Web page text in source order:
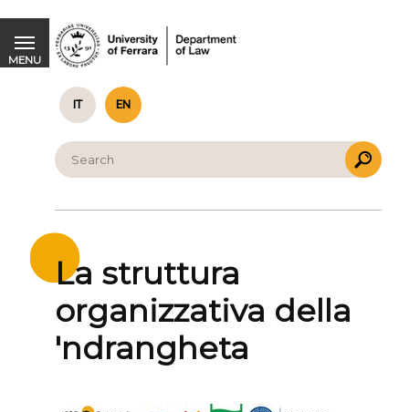
La struttura
organizzativa della
'ndrangheta
IT EN
MENU